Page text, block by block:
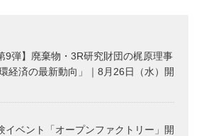
9弾】廃棄物・3R研究財団の梶原理事
経済の最新動向」｜8月26日（水）開
イベント「オープンファクトリー」開